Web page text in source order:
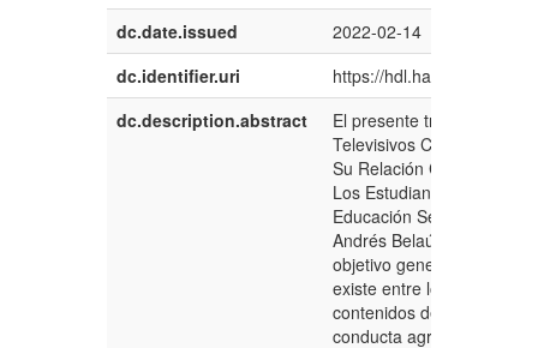
dc.date.issued
2022-02-14
dc.identifier.uri
https://hdl.handle.net/
dc.description.abstract
El presente trabajo
Televisivos Con
Su Relación Con La
Los Estudiantes Del 3° Y
Educación Secundaria De
Andrés Belaúnde –
objetivo general:
existe entre los
contenidos de violencia y
conducta agresiva de los